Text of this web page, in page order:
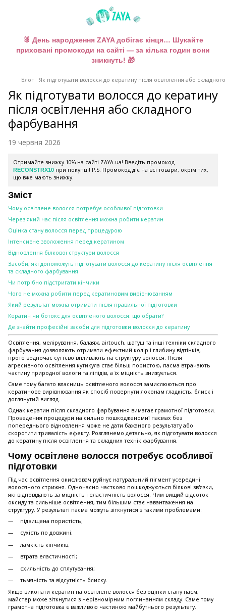
🐰 День народження ZAYA добігає кінця… Шукайте
приховані промокоди на сайті — за кілька годин вони
зникнуть! 🎁
Блог Як підготувати волосся до кератину після освітлення або
Як підготувати волосся до кератину
після освітлення або складного
фарбування
19 червня 2026
Отримайте знижку 10% на сайті ZAYA.ua! Введіть промокод
RECONSTRX10 при покупці! P.S. Промокод діє на всі товари, окрім тих,
що вже мають знижку.
Зміст
Чому освітлене волосся потребує особливої підготовки
Через який час після освітлення можна робити кератин
Оцінка стану волосся перед процедурою
Інтенсивне зволоження перед кератином
Відновлення білкової структури волосся
Засоби, які допоможуть підготувати волосся до кератину після освітлення
та складного фарбування
Чи потрібно підстригати кінчики
Чого не можна робити перед кератиновим вирівнюванням
Який результат можна отримати після правильної підготовки
Кератин чи ботокс для освітленого волосся: що обрати?
Де знайти професійні засоби для підготовки волосся до кератину
Освітлення, мелірування, балаяж, airtouch, шатуш та інші техніки складного
фарбування дозволяють отримати ефектний колір і глибину відтінків,
проте водночас суттєво впливають на структуру волосся. Після
агресивного освітлення кутикула стає більш пористою, пасма втрачають
частину природної вологи та ліпідів, а їх міцність знижується.
Саме тому багато власниць освітленого волосся замислюються про
кератинове вирівнювання як спосіб повернути локонам гладкість, блиск і
доглянутий вигляд.
Однак кератин після складного фарбування вимагає грамотної підготовки.
Проведення процедури на сильно пошкодженомиї пасмах без
попереднього відновлення може не дати бажаного результату або
скоротити тривалість ефекту. Розглянемо детально, як підготувати волосся
до кератину після освітлення та складних технік фарбування.
Чому освітлене волосся потребує особливої
підготовки
Під час освітлення окислювач руйнує натуральний пігмент усередині
волосяного стрижня. Одночасно частково пошкоджуються білкові зв'язки,
які відповідають за міцність і еластичність волосся. Чим вищий відсоток
оксиду та сильніше освітлення, тим більшим стає навантаження на
структуру. У результаті пасма можуть зіткнутися з такими проблемами:
підвищена пористість;
сухість по довжині;
ламкість кінчиків;
втрата еластичності;
схильність до сплутування;
тьмяність та відсутність блиску.
Якщо виконати кератин на освітлене волосся без оцінки стану пасм,
майстер може зіткнутися з нерівномірним поглинанням складу. Саме тому
грамотна підготовка є важливою частиною майбутнього результату.